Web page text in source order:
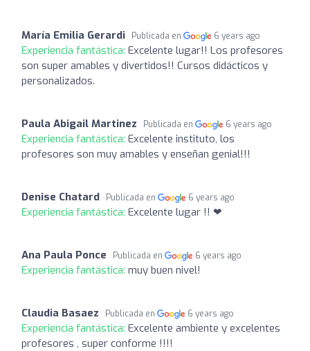
María Emilia Gerardi Publicada en 6 years ago
Experiencia fantástica: Excelente lugar!! Los profesores
son super amables y divertidos!! Cursos didácticos y
personalizados.
Paula Abigail Martinez Publicada en 6 years ago
Experiencia fantástica: Excelente instituto, los
profesores son muy amables y enseñan genial!!!
Denise Chatard Publicada en 6 years ago
Experiencia fantástica: Excelente lugar !! ❤
Ana Paula Ponce Publicada en 6 years ago
Experiencia fantástica: muy buen nivel!
Claudia Basaez Publicada en 6 years ago
Experiencia fantástica: Excelente ambiente y excelentes
profesores , super conforme !!!!